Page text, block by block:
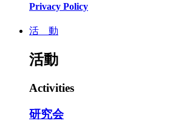
Privacy Policy
活 動
活動
Activities
研究会